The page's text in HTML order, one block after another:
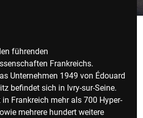
führenden
Frankreichs.
Unternehmen 1949 von Édouard
befindet sich in Ivry-sur-Seine.
Frankreich mehr als 700 Hyper-
mehrere hundert weitere